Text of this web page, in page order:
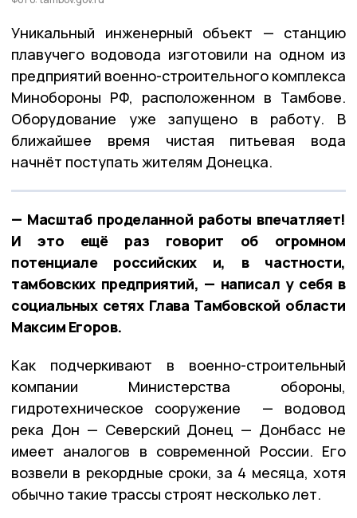
Уникальный инженерный объект — станцию
плавучего водовода изготовили на одном из
предприятий военно-строительного комплекса
Минобороны РФ, расположенном в Тамбове.
Оборудование уже запущено в работу. В
ближайшее время чистая питьевая вода
начнёт поступать жителям Донецка.
— Масштаб проделанной работы впечатляет!
И это ещё раз говорит об огромном
потенциале российских и, в частности,
тамбовских предприятий, — написал у себя в
социальных сетях Глава Тамбовской области
Максим Егоров.
Как подчеркивают в военно-строительный
компании Министерства обороны,
гидротехническое сооружение — водовод
река Дон — Северский Донец — Донбасс не
имеет аналогов в современной России. Его
возвели в рекордные сроки, за 4 месяца, хотя
обычно такие трассы строят несколько лет.